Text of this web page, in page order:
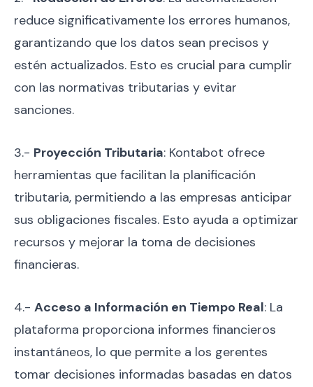
reduce significativamente los errores humanos,
garantizando que los datos sean precisos y
estén actualizados. Esto es crucial para cumplir
con las normativas tributarias y evitar
sanciones.
3.- Proyección Tributaria: Kontabot ofrece
herramientas que facilitan la planificación
tributaria, permitiendo a las empresas anticipar
sus obligaciones fiscales. Esto ayuda a optimizar
recursos y mejorar la toma de decisiones
financieras.
4.- Acceso a Información en Tiempo Real: La
plataforma proporciona informes financieros
instantáneos, lo que permite a los gerentes
tomar decisiones informadas basadas en datos